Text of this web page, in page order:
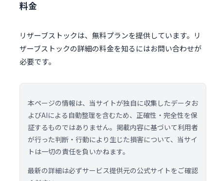
料金
リザーブストックは、無料プランを提供しています。リ
ザーブストックの詳細の料金を知るにはお問い合わせが
必要です。
本ページの情報は、当サイトが独自に収集したデータお
よびAIによる自動整理を含むため、正確性・完全性を保
証するものではありません。掲載内容に基づいて利用者
が行った判断・行動により生じた損害について、当サイ
トは一切の責任を負いかねます。
最新の詳細は必ずサービス提供元の公式サイトをご確認